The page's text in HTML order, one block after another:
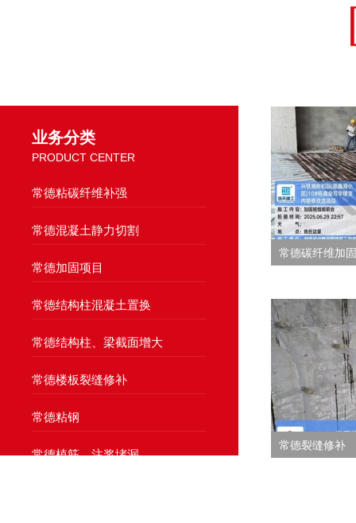
业务分类
PRODUCT CENTER
常德粘碳纤维补强
常德混凝土静力切割
常德加固项目
常德结构柱混凝土置换
常德结构柱、梁截面增大
常德楼板裂缝修补
常德粘钢
常德植筋、注浆堵漏
常德碳纤维加固
常德裂缝修补